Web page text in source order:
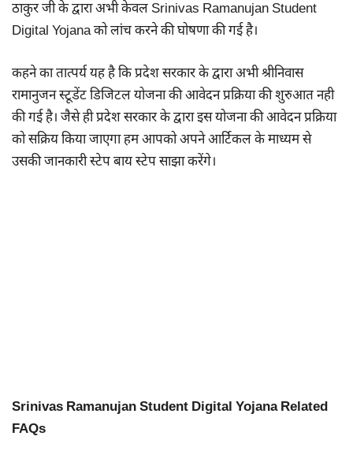
ठाकुर जी के द्वारा अभी केवल Srinivas Ramanujan Student
Digital Yojana को लांच करने की घोषणा की गई है।
कहने का तात्पर्य यह है कि प्रदेश सरकार के द्वारा अभी श्रीनिवास
रामानुजन स्टूडेंट डिजिटल योजना की आवेदन प्रक्रिया की शुरुआत नही
की गई है। जैसे ही प्रदेश सरकार के द्वारा इस योजना की आवेदन प्रक्रिया
को सक्रिय किया जाएगा हम आपको अपने आर्टिकल के माध्यम से
उसकी जानकारी स्टेप बाय स्टेप साझा करेंगे।
Srinivas Ramanujan Student Digital Yojana Related
FAQs